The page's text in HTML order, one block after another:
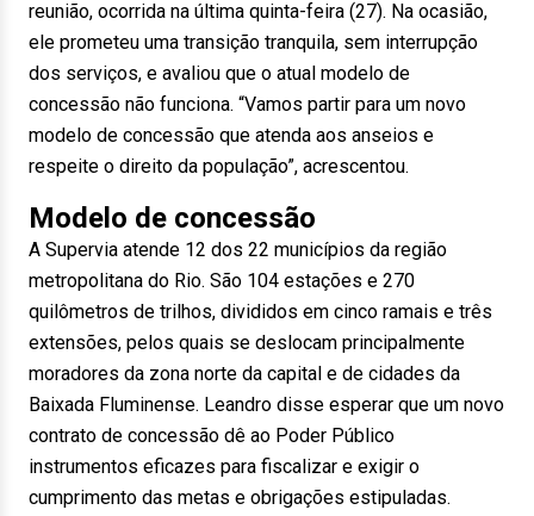
reunião, ocorrida na última quinta-feira (27). Na ocasião,
ele prometeu uma transição tranquila, sem interrupção
dos serviços, e avaliou que o atual modelo de
concessão não funciona. “Vamos partir para um novo
modelo de concessão que atenda aos anseios e
respeite o direito da população”, acrescentou.
Modelo de concessão
A Supervia atende 12 dos 22 municípios da região
metropolitana do Rio. São 104 estações e 270
quilômetros de trilhos, divididos em cinco ramais e três
extensões, pelos quais se deslocam principalmente
moradores da zona norte da capital e de cidades da
Baixada Fluminense. Leandro disse esperar que um novo
contrato de concessão dê ao Poder Público
instrumentos eficazes para fiscalizar e exigir o
cumprimento das metas e obrigações estipuladas.